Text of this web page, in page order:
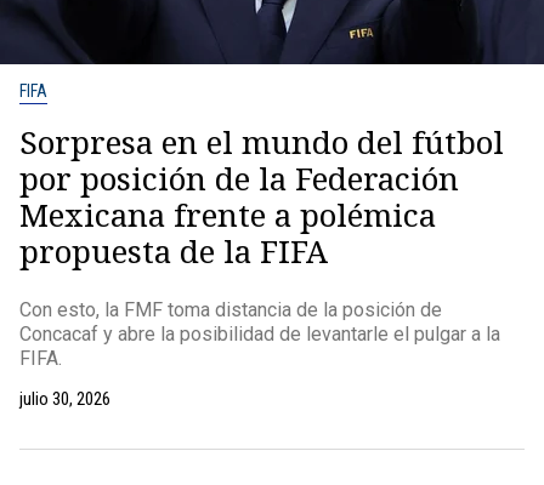
FIFA
Sorpresa en el mundo del fútbol
por posición de la Federación
Mexicana frente a polémica
propuesta de la FIFA
Con esto, la FMF toma distancia de la posición de
Concacaf y abre la posibilidad de levantarle el pulgar a la
FIFA.
julio 30, 2026